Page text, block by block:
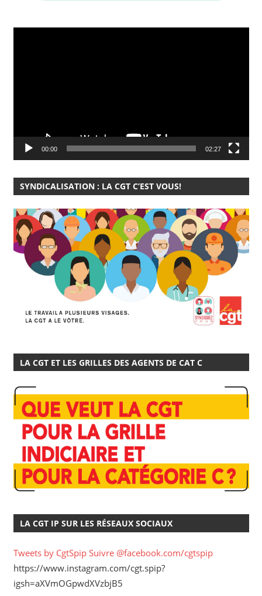
00:00 02:27
SYNDICALISATION : LA CGT C’EST VOUS!
LA CGT ET LES GRILLES DES AGENTS DE CAT C
LA CGT IP SUR LES RÉSEAUX SOCIAUX
Tweets by CgtSpip Suivre @facebook.com/cgtspip
https://www.instagram.com/cgt.spip?
igsh=aXVmOGpwdXVzbjB5